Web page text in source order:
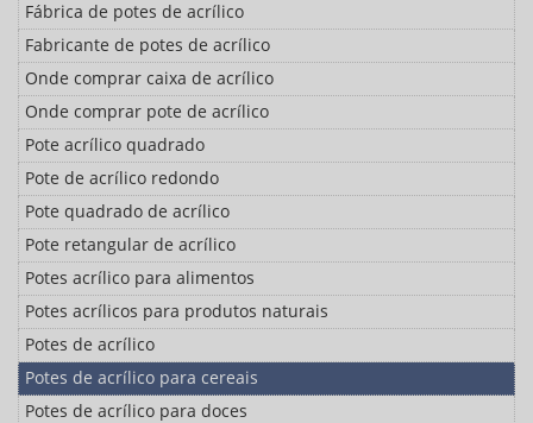
Fábrica de potes de acrílico
Fabricante de potes de acrílico
Onde comprar caixa de acrílico
Onde comprar pote de acrílico
Pote acrílico quadrado
Pote de acrílico redondo
Pote quadrado de acrílico
Pote retangular de acrílico
Potes acrílico para alimentos
Potes acrílicos para produtos naturais
Potes de acrílico
Potes de acrílico para cereais
Potes de acrílico para doces